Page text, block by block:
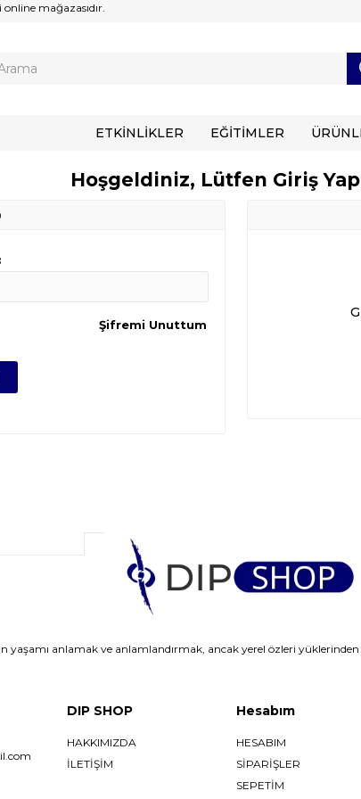
mağazasıdır.
ETKİNLİKLER EĞİTİMLER
Hoşgeldiniz, Lütfen Giriş
Şifremi Unuttum
yaşamı anlamak ve anlamlandırmak, ancak yerel özleri
DIP SHOP
HAKKIMIZDA
İLETİŞİM
Hesabım
HESABIM
SIPARIŞLER
SEPETIM